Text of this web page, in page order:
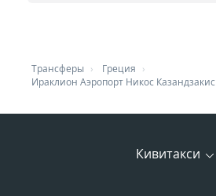
Трансферы
Греция
Ираклион Аэропорт Никос Казандзакис
Кивитакси